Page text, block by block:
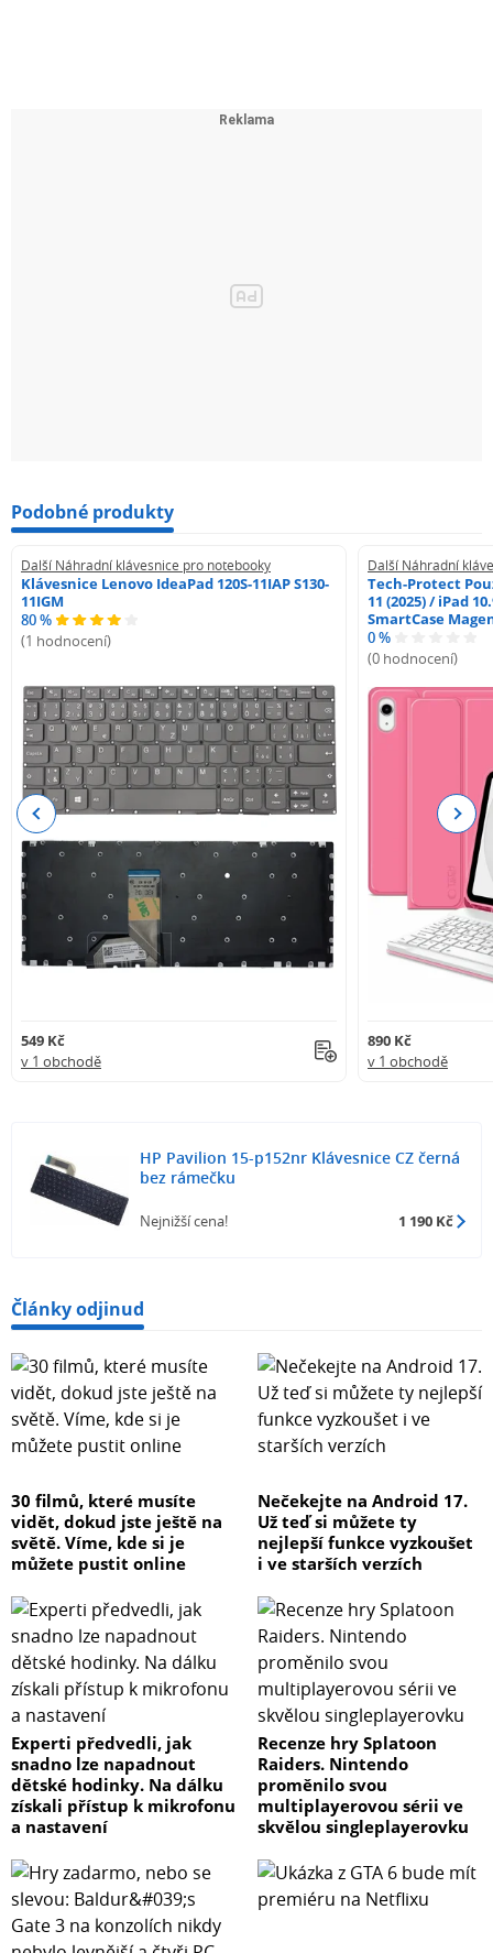
Podobné produkty
Další Náhradní klávesnice pro notebooky
Klávesnice Lenovo IdeaPad 120S-11IAP S130-
11IGM
80 %
(1 hodnocení)
549 Kč
v 1 obchodě
Další Náhradní
Tech-Protect
11 (2025) / iPad
SmartCase
0 %
(0 hodnocení)
890 Kč
v 1 obchodě
Previous Next
HP Pavilion 15-p152nr Klávesnice CZ černá
bez rámečku
Nejnižší cena! 1 190 Kč
Články odjinud
30 filmů, které musíte
vidět, dokud jste ještě na
světě. Víme, kde si je
můžete pustit online
Nečekejte na Android 17.
Už teď si můžete ty
nejlepší funkce vyzkoušet
i ve starších verzích
Experti předvedli, jak
snadno lze napadnout
dětské hodinky. Na dálku
získali přístup k mikrofonu
a nastavení
Recenze hry Splatoon
Raiders. Nintendo
proměnilo svou
multiplayerovou sérii ve
skvělou singleplayerovku